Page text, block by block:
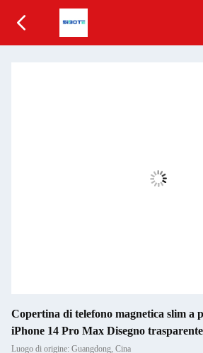
Copertina di telefono magnetica slim a
iPhone 14 Pro Max Disegno
Luogo di origine: Guangdong, Cina